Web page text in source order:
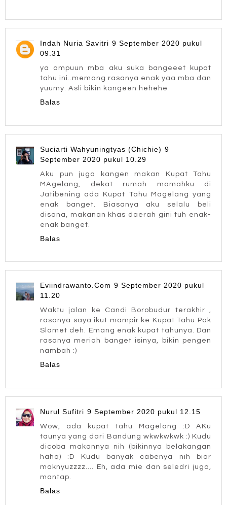
Indah Nuria Savitri 9 September 2020 pukul
09.31
ya ampuun mba aku suka bangeeet kupat
tahu ini..memang rasanya enak yaa mba dan
yuumy. Asli bikin kangeen hehehe
Balas
Suciarti Wahyuningtyas (Chichie) 9
September 2020 pukul 10.29
Aku pun juga kangen makan Kupat Tahu
MAgelang, dekat rumah mamahku di
Jatibening ada Kupat Tahu Magelang yang
enak banget. Biasanya aku selalu beli
disana, makanan khas daerah gini tuh enak-
enak banget.
Balas
Eviindrawanto.Com 9 September 2020 pukul
11.20
Waktu jalan ke Candi Borobudur terakhir ,
rasanya saya ikut mampir ke Kupat Tahu Pak
Slamet deh. Emang enak kupat tahunya. Dan
rasanya meriah banget isinya, bikin pengen
nambah :)
Balas
Nurul Sufitri 9 September 2020 pukul 12.15
Wow, ada kupat tahu Magelang :D AKu
taunya yang dari Bandung wkwkwkwk :) Kudu
dicoba makannya nih (bikinnya belakangan
haha) :D Kudu banyak cabenya nih biar
maknyuzzzz.... Eh, ada mie dan seledri juga,
mantap.
Balas